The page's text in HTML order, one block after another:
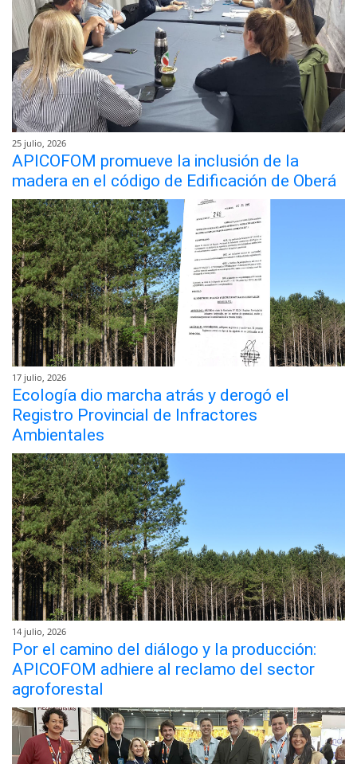
25 julio, 2026
APICOFOM promueve la inclusión de la
madera en el código de Edificación de Oberá
17 julio, 2026
Ecología dio marcha atrás y derogó el
Registro Provincial de Infractores
Ambientales
14 julio, 2026
Por el camino del diálogo y la producción:
APICOFOM adhiere al reclamo del sector
agroforestal